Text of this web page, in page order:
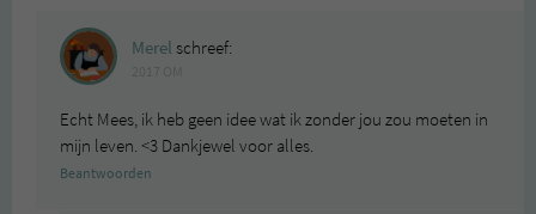
Merel schreef:
Echt Mees, ik heb geen idee wat ik zonder jou zou moeten in
mijn leven. <3 Dankjewel voor alles.
Beantwoorden